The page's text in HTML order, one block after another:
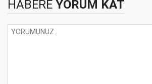
HABERE YORUM KAT